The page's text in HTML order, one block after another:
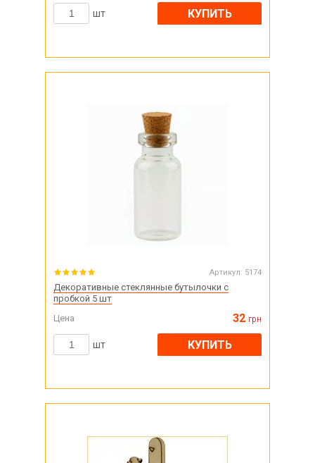
шт КУПИТЬ
Артикул: 5174
Декоративные стеклянные бутылочки с
пробкой 5 шт
Цена
32 грн
шт КУПИТЬ